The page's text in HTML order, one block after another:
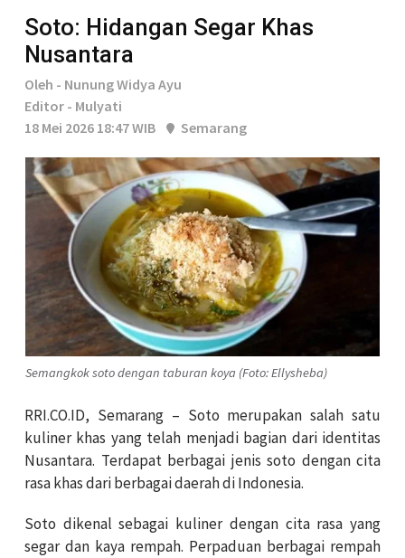
Soto: Hidangan Segar Khas
Nusantara
Oleh - Nunung Widya Ayu
Editor - Mulyati
18 Mei 2026 18:47 WIB
Semarang
Semangkok soto dengan taburan koya (Foto: Ellysheba)
RRI.CO.ID, Semarang – Soto merupakan salah satu
kuliner khas yang telah menjadi bagian dari identitas
Nusantara. Terdapat berbagai jenis soto dengan cita
rasa khas dari berbagai daerah di Indonesia.
Soto dikenal sebagai kuliner dengan cita rasa yang
segar dan kaya rempah. Perpaduan berbagai rempah